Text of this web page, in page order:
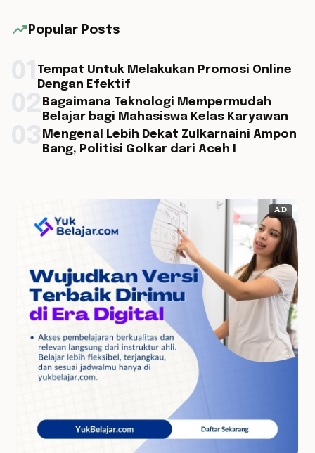
trending_up Popular Posts
Tempat Untuk Melakukan Promosi Online
Dengan Efektif
Bagaimana Teknologi Mempermudah
Belajar bagi Mahasiswa Kelas Karyawan
Mengenal Lebih Dekat Zulkarnaini Ampon
Bang, Politisi Golkar dari Aceh I
AD